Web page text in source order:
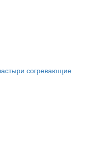
согревающие